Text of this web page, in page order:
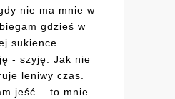
nie ma mnie w
gdzieś w
sukience.
- szyję. Jak nie
leniwy czas.
jeść... to mnie